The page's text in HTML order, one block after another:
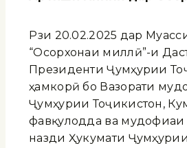
Рӯзи 20.02.2025 дар
“Осорхонаи миллӣ”-и
Президенти Ҷумҳурии
ҳамкорӣ бо Вазорати
Ҷумҳурии Тоҷикистон,
фавқулодда ва
назди Ҳукумати